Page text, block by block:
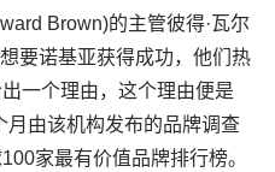
Brown)的主管彼得·瓦尔
要诺基亚获得成功，他们热
一个理由，这个理由便是
月由该机构发布的品牌调查
家最有价值品牌排行榜。